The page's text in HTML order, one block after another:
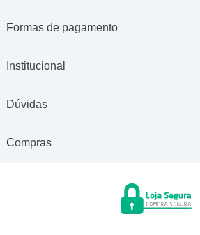
Formas de pagamento
Institucional
Dúvidas
Compras